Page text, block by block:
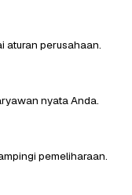
aturan perusahaan.
nyata Anda.
pemeliharaan.